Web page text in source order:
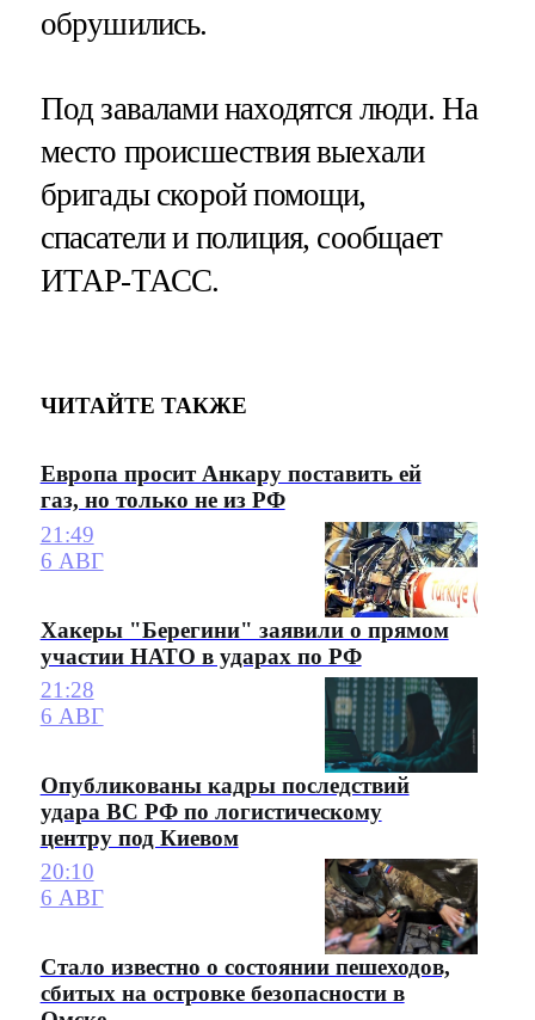
обрушились.
Под завалами находятся люди. На
место происшествия выехали
бригады скорой помощи,
спасатели и полиция, сообщает
ИТАР-ТАСС.
ЧИТАЙТЕ ТАКЖЕ
Европа просит Анкару поставить ей
газ, но только не из РФ
21:49
6 АВГ
Хакеры "Берегини" заявили о прямом
участии НАТО в ударах по РФ
21:28
6 АВГ
Опубликованы кадры последствий
удара ВС РФ по логистическому
центру под Киевом
20:10
6 АВГ
Стало известно о состоянии пешеходов,
сбитых на островке безопасности в